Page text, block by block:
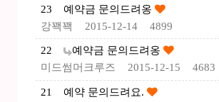
23
예약금 문의드려옹
강꽥꽥
2015-12-14 4899
22
예약금 문의드려옹
미드썸머크루즈
2015-12-15 4683
21
예약 문의드려요.